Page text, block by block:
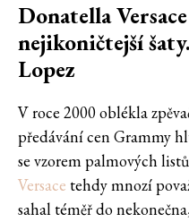
Donatella
nejikoničtejší
Lopez
V roce 2000 oblékla
předávání cen Grammy
se vzorem palmových
Versace tehdy mnozí
sahal téměř do